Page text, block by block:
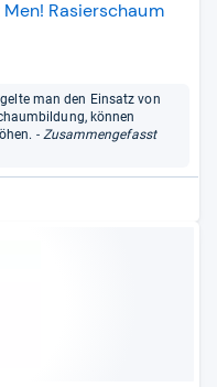
Rasierschaum
man den Einsatz von
können
- Zusammengefasst